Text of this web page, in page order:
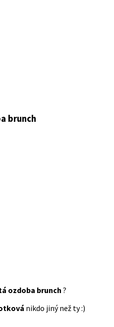
brunch
ozdoba brunch ?
nikdo jiný než ty :)